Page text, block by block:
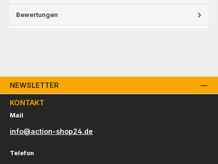
Bewertungen
NEWSLETTER
KONTAKT
Mail
info@action-shop24.de
Telefon